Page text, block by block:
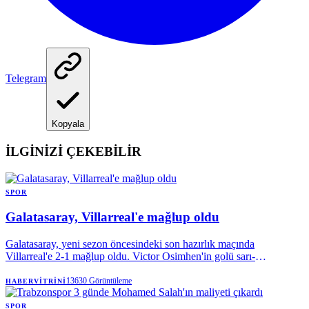
Telegram
Kopyala
İLGİNİZİ ÇEKEBİLİR
SPOR
Galatasaray, Villarreal'e mağlup oldu
Galatasaray, yeni sezon öncesindeki son hazırlık maçında
Villarreal'e 2-1 mağlup oldu. Victor Osimhen'in golü sarı-
ve tribünlerden yükselen transfer tepkisi karşılaşmaya damga vurdu.
HABERVITRINI13630 Görüntüleme
SPOR